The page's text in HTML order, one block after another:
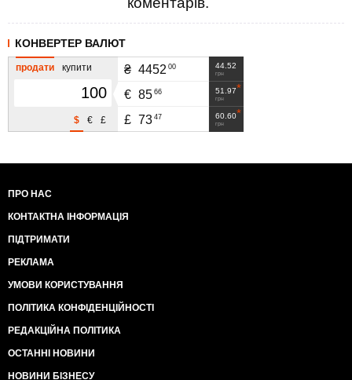
КОНВЕРТЕР ВАЛЮТ
продати купити
£
€
$
44.52
грн
₴ 4452 00
51.97
грн
€ 85 66
60.60
грн
£ 73 47
ПРО НАС
КОНТАКТНА ІНФОРМАЦІЯ
ПІДТРИМАТИ
РЕКЛАМА
УМОВИ КОРИСТУВАННЯ
ПОЛІТИКА КОНФІДЕНЦІЙНОСТІ
РЕДАКЦІЙНА ПОЛІТИКА
ОСТАННІ НОВИНИ
НОВИНИ БІЗНЕСУ